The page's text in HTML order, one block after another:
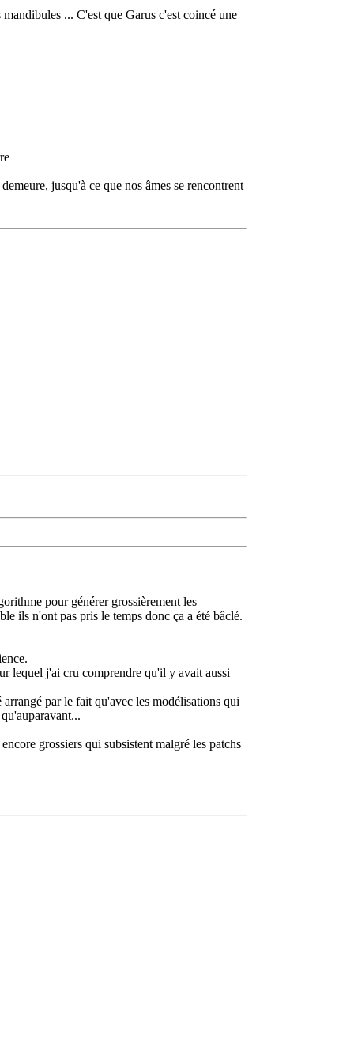
... C'est que Garus c'est coincé une
jusqu'à ce que nos âmes se rencontrent
pour générer grossièrement les
ils n'ont pas pris le temps donc ça a été bâclé.
lequel j'ai cru comprendre qu'il y avait aussi
arrangé par le fait qu'avec les modélisations qui
grossiers qui subsistent malgré les patchs